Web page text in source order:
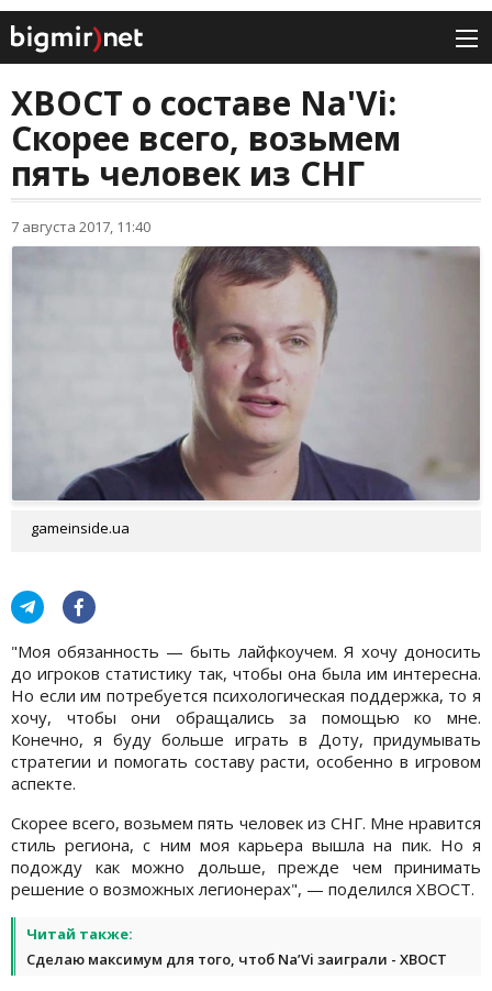
XBOCT о составе Na'Vi:
Скорее всего, возьмем
пять человек из СНГ
7 августа 2017, 11:40
gameinside.ua
"Моя обязанность — быть лайфкоучем. Я хочу доносить
до игроков статистику так, чтобы она была им интересна.
Но если им потребуется психологическая поддержка, то я
хочу, чтобы они обращались за помощью ко мне.
Конечно, я буду больше играть в Доту, придумывать
стратегии и помогать составу расти, особенно в игровом
аспекте.
Скорее всего, возьмем пять человек из СНГ. Мне нравится
стиль региона, с ним моя карьера вышла на пик. Но я
подожду как можно дольше, прежде чем принимать
решение о возможных легионерах", — поделился XBOCT.
Читай также:
Cделаю максимум для того, чтоб Na’Vi заиграли - ХВОСТ